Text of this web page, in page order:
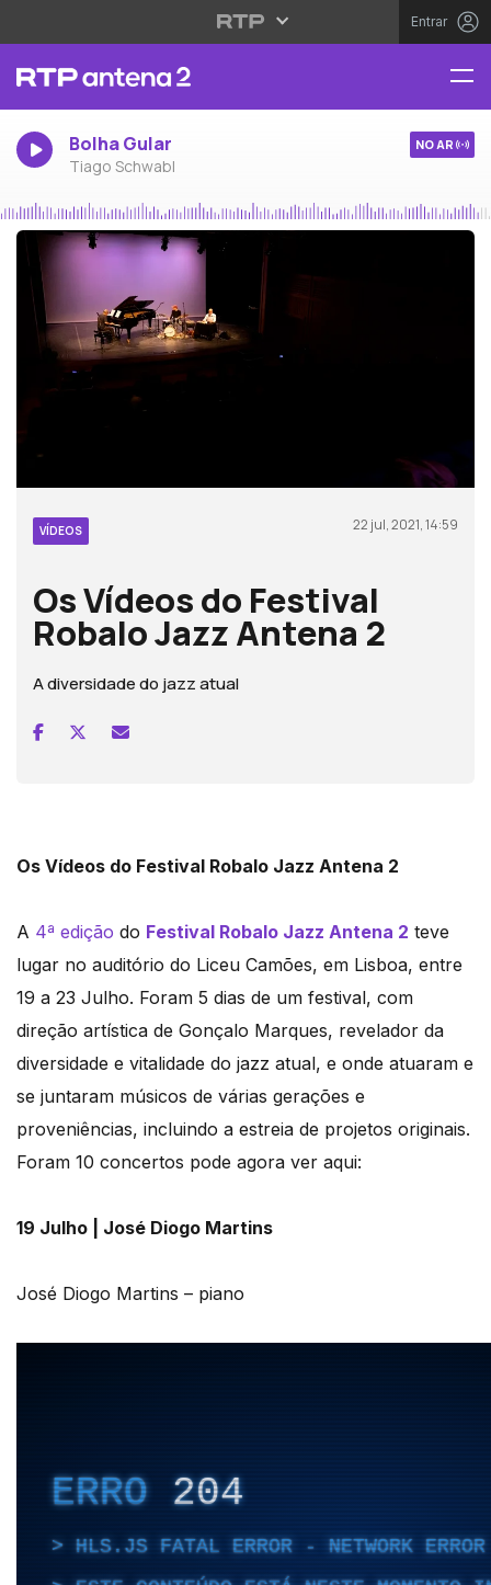
Entrar
Bolha Gular
Tiago Schwabl
NO AR
VÍDEOS 22 jul, 2021, 14:59
Os Vídeos do Festival
Robalo Jazz Antena 2
A diversidade do jazz atual
Os Vídeos do Festival Robalo Jazz Antena 2
A 4ª edição do Festival Robalo Jazz Antena 2 teve
lugar no auditório do Liceu Camões, em Lisboa, entre
19 a 23 Julho. Foram 5 dias de um festival, com
direção artística de Gonçalo Marques, revelador da
diversidade e vitalidade do jazz atual, e onde atuaram e
se juntaram músicos de várias gerações e
proveniências, incluindo a estreia de projetos originais.
Foram 10 concertos pode agora ver aqui:
19 Julho | José Diogo Martins
José Diogo Martins – piano